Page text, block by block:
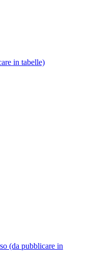
in tabelle)
(da pubblicare in